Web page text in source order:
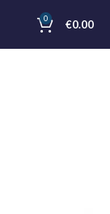
0 €0.00